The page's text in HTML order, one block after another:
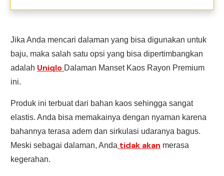
Jika Anda mencari dalaman yang bisa digunakan untuk
baju, maka salah satu opsi yang bisa dipertimbangkan
adalah Uniqlo Dalaman Manset Kaos Rayon Premium
ini.
Produk ini terbuat dari bahan kaos sehingga sangat
elastis. Anda bisa memakainya dengan nyaman karena
bahannya terasa adem dan sirkulasi udaranya bagus.
Meski sebagai dalaman, Anda tidak akan merasa
kegerahan.